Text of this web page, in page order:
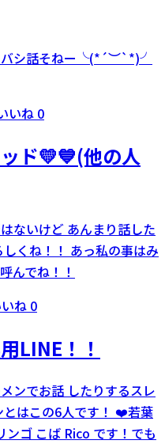
バシ話そねー╰(*´︶`*)╯
いね 0
ド💛💙(他の人
ないけど あんまり話した
くね！！ あっ私の事はみ
んでね！！
ね 0
LINE！！
ンでお話 したりするスレ
とはこの6人です！ ❤️若葉
ンゴ こば Rico です！でも